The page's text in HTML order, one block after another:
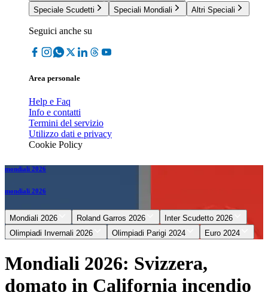
Speciale Scudetti
Speciali Mondiali Altri Speciali
Seguici anche su
Area personale
Help e Faq
Info e contatti
Termini del servizio
Utilizzo dati e privacy
Cookie Policy
mondiali 2026
mondiali 2026
Mondiali 2026 Roland Garros 2026
Inter Scudetto 2026
Olimpiadi Invernali 2026
Olimpiadi Parigi 2024 Euro 2024
Mondiali 2026: Svizzera,
domato in California incendio